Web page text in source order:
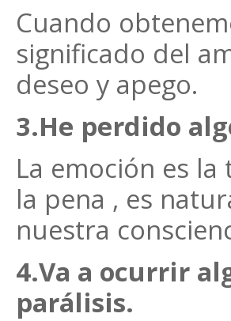
Cuando
significado del
deseo y apego.
3.He perdido
La emoción es
la pena , es
nuestra
4.Va a ocurrir
parálisis.